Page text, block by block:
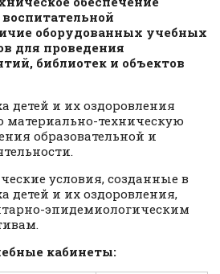
оборудованных учебных
для проведения
библиотек и объектов
детей и их оздоровления
материально-техническую
образовательной и
условия, созданные в
детей и их оздоровления,
эпидемиологическим
кабинеты: